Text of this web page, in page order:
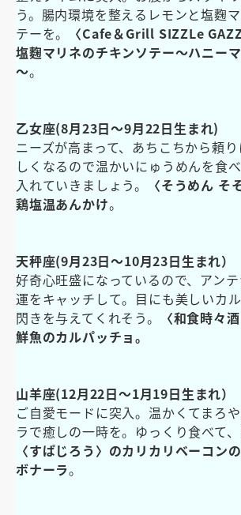
う。腸内環境を整えるレモンと塩麴
テーを。
〈Cafe＆Grill SIZZLe
塩麴マリネのチキンソテー～ハニー
～。
乙女座(8月23日～9月22日生まれ)
ニーズが高まって、あちこちから頼
しくなるので温かいにゅうめんを食
入れていきましょう。
〈そうめん そ
鶏塩温あんかけ。
天秤座(9月23日～10月23日生まれ）
好奇心旺盛になっているので、アン
運をキャッチして。目にも美しいカ
閃きを与えてくれそう。
〈和食時々
鮮魚のカルパッチョ。
山羊座(12月22日～1月19日生まれ）
ご自愛モードに突入。温かくてまろ
ラで癒しの一時を。ゆっくり食べて、
〈すぱじろう〉のカリカリベーコン
ボナーラ。